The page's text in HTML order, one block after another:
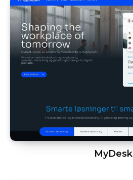
MyDesk